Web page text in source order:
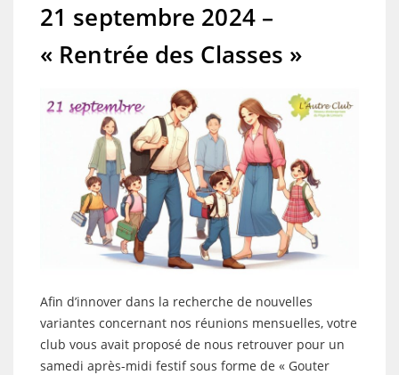
21 septembre 2024 –
« Rentrée des Classes »
Afin d’innover dans la recherche de nouvelles
variantes concernant nos réunions mensuelles, votre
club vous avait proposé de nous retrouver pour un
samedi après-midi festif sous forme de « Gouter